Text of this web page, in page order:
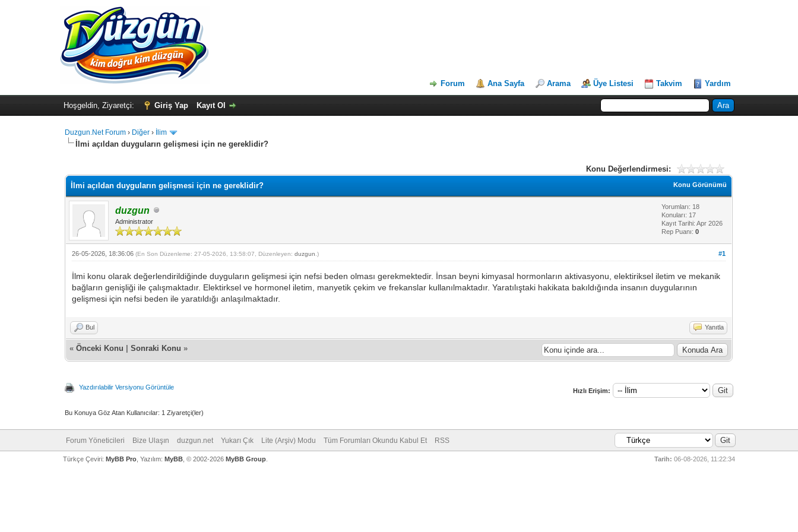
Forum Ana Sayfa Arama Üye Listesi Takvim Yardım
Hoşgeldin, Ziyaretçi: Giriş Yap Kayıt Ol
Duzgun.Net Forum › Diğer › İlim
İlmi açıldan duyguların gelişmesi için ne gereklidir?
Konu Değerlendirmesi:
Konu Görünümü
İlmi açıldan duyguların gelişmesi için ne gereklidir?
duzgun
Administrator
Yorumları: 18
Konuları: 17
Kayıt Tarihi: Apr 2026
Rep Puanı:0
#1
26-05-2026, 18:36:06(En Son Düzenleme: 27-05-2026, 13:58:07, Düzenleyen:duzgun .)
İlmi konu olarak değerlendirildiğinde duyguların gelişmesi için nefsi beden olması gerekmektedir. İnsan beyni kimyasal hormonların aktivasyonu, elektiriksel iletim ve mekanik
bağların genişliği ile çalışmaktadır. Elektirksel ve hormonel iletim, manyetik çekim ve frekanslar kullanılmaktadır. Yaratılıştaki hakikata bakıldığında insanın duygularının
gelişmesi için nefsi beden ile yaratıldığı anlaşılmaktadır.
Bul Yanıtla
«Önceki Konu |Sonraki Konu »
Yazdırılabilir Versiyonu Görüntüle Hızlı Erişim:
Bu Konuya Göz Atan Kullanıcılar: 1 Ziyaretçi(ler)
Forum Yöneticileri Bize Ulaşın duzgun.net Yukarı Çık Lite (Arşiv) Modu Tüm Forumları Okundu Kabul Et RSS
Tarih: 06-08-2026, 11:22:34
Türkçe Çeviri: MyBB Pro, Yazılım: MyBB, © 2002-2026 MyBB Group.